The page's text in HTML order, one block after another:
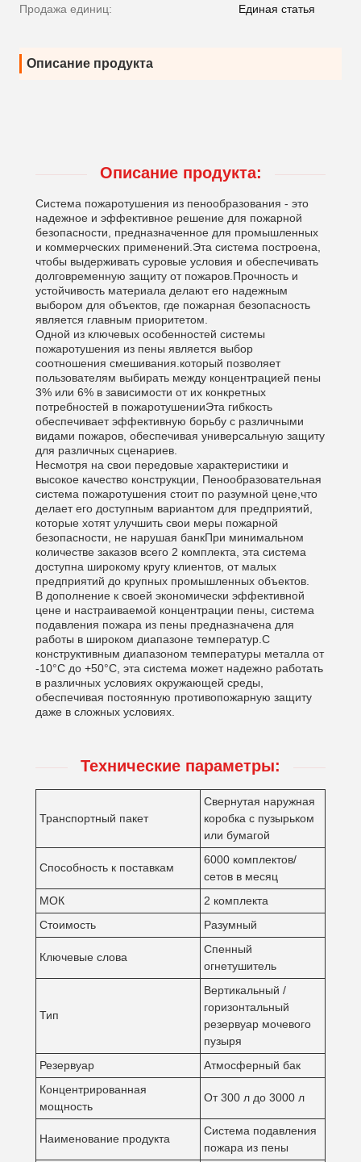
Продажа единиц: Единая статья
Описание продукта
Описание продукта:
Система пожаротушения из пенообразования - это
надежное и эффективное решение для пожарной
безопасности, предназначенное для промышленных
и коммерческих применений.Эта система построена,
чтобы выдерживать суровые условия и обеспечивать
долговременную защиту от пожаров.Прочность и
устойчивость материала делают его надежным
выбором для объектов, где пожарная безопасность
является главным приоритетом.
Одной из ключевых особенностей системы
пожаротушения из пены является выбор
соотношения смешивания.который позволяет
пользователям выбирать между концентрацией пены
3% или 6% в зависимости от их конкретных
потребностей в пожаротушенииЭта гибкость
обеспечивает эффективную борьбу с различными
видами пожаров, обеспечивая универсальную защиту
для различных сценариев.
Несмотря на свои передовые характеристики и
высокое качество конструкции, Пенообразовательная
система пожаротушения стоит по разумной цене,что
делает его доступным вариантом для предприятий,
которые хотят улучшить свои меры пожарной
безопасности, не нарушая банкПри минимальном
количестве заказов всего 2 комплекта, эта система
доступна широкому кругу клиентов, от малых
предприятий до крупных промышленных объектов.
В дополнение к своей экономически эффективной
цене и настраиваемой концентрации пены, система
подавления пожара из пены предназначена для
работы в широком диапазоне температур.С
конструктивным диапазоном температуры металла от
-10°C до +50°C, эта система может надежно работать
в различных условиях окружающей среды,
обеспечивая постоянную противопожарную защиту
даже в сложных условиях.
Технические параметры:
Транспортный пакет
Свернутая наружная
коробка с пузырьком
или бумагой
Способность к поставкам
6000 комплектов/
сетов в месяц
МОК
2 комплекта
Стоимость
Разумный
Ключевые слова
Спенный
огнетушитель
Тип
Вертикальный /
горизонтальный
резервуар мочевого
пузыря
Резервуар
Атмосферный бак
Концентрированная
мощность
От 300 л до 3000 л
Наименование продукта
Система подавления
пожара из пены